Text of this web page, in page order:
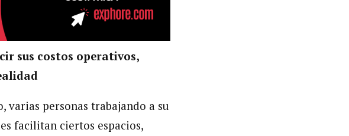
sus costos operativos,
varias personas trabajando a su
facilitan ciertos espacios,